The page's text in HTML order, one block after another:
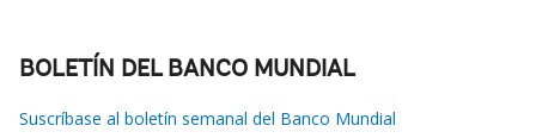
BOLETÍN DEL BANCO MUNDIAL
Suscríbase al boletín semanal del Banco Mundial